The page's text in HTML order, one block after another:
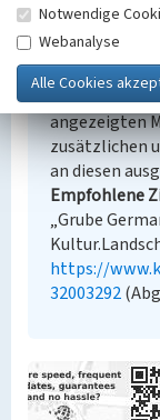
Empfohlene
Der hier
Lizenz dl-by-
angezeigten
zusätzlichen
an diesen
Empfohlene
„Grube
https://
32003292
Notwendige
Webanalyse